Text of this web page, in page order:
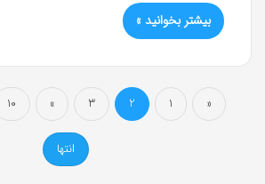
بیشتر بخوانید »
«
1
2
3
»
10
انتها